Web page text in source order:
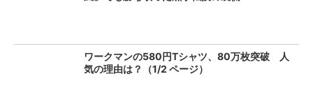
ワークマンの580円Tシャツ、80万枚突破 人
気の理由は？（1/2 ページ）